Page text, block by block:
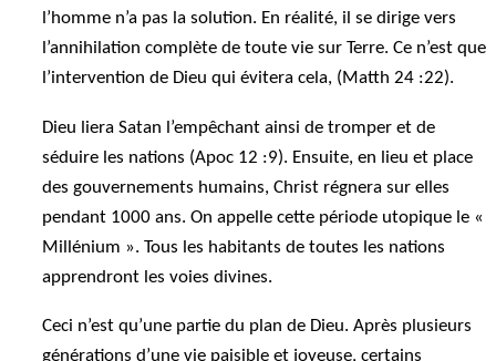
l’homme n’a pas la solution. En réalité, il se dirige vers
l’annihilation complète de toute vie sur Terre. Ce n’est que
l’intervention de Dieu qui évitera cela, (Matth 24 :22).
Dieu liera Satan l’empêchant ainsi de tromper et de
séduire les nations (Apoc 12 :9). Ensuite, en lieu et place
des gouvernements humains, Christ régnera sur elles
pendant 1000 ans. On appelle cette période utopique le «
Millénium ». Tous les habitants de toutes les nations
apprendront les voies divines.
Ceci n’est qu’une partie du plan de Dieu. Après plusieurs
générations d’une vie paisible et joyeuse, certains